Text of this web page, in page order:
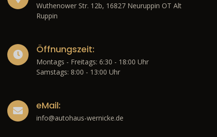
Wuthenower Str. 12b, 16827 Neuruppin OT Alt
Ruppin
Öffnungszeit:
Montags - Freitags: 6:30 - 18:00 Uhr
Samstags: 8:00 - 13:00 Uhr
eMail:
info@autohaus-wernicke.de